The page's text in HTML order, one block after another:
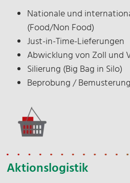
Nationale und
(Food/Non Food)
Just-in-Time-Lieferungen
Abwicklung von Zoll und
Silierung (Big Bag in Silo)
Beprobung / Bemusterung
Aktionslogistik